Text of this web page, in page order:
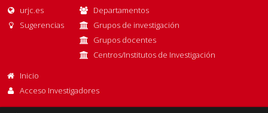
urjc.es
Sugerencias
Departamentos
Grupos de investigación
Grupos docentes
Centros/Institutos de Investigación
Inicio
Acceso Investigadores